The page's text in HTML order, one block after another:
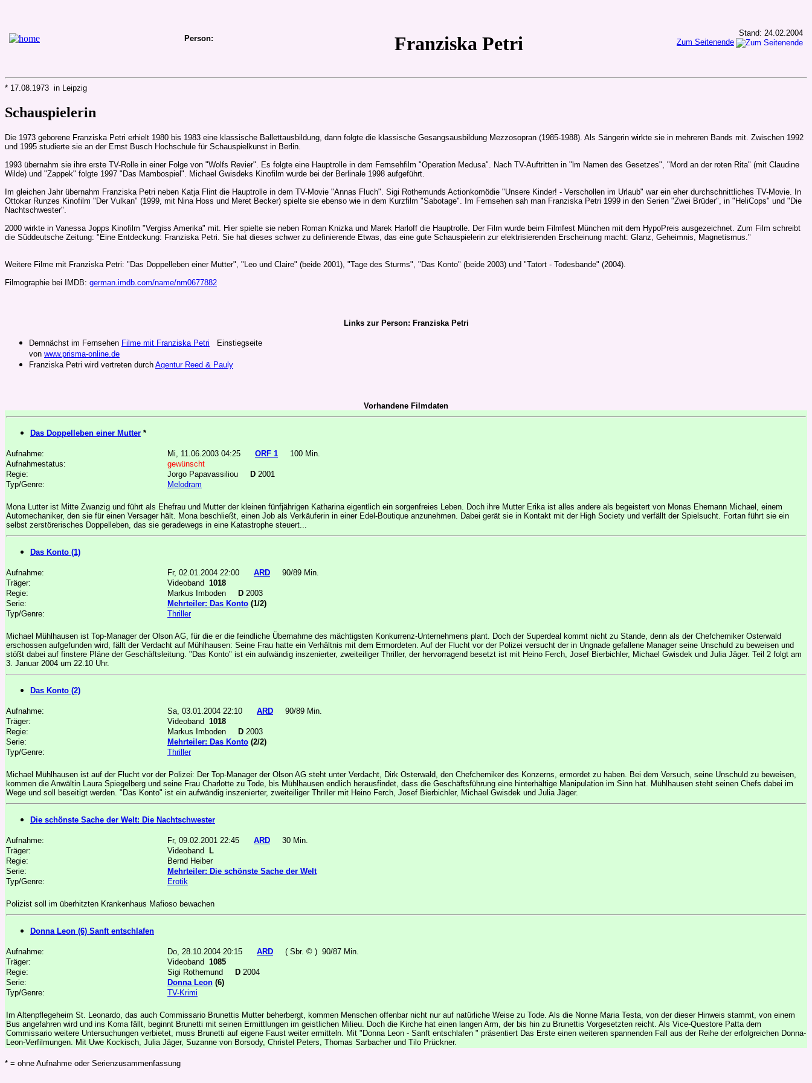
Person: Franziska Petri
Stand: 24.02.2004
Zum Seitenende
* 17.08.1973 in Leipzig
Schauspielerin
Die 1973 geborene Franziska Petri erhielt 1980 bis 1983 eine klassische Ballettausbildung, dann folgte die klassische Gesangsausbildung Mezzosopran (1985-1988). Als Sängerin wirkte sie in mehreren Bands mit. Zwischen 1992
und 1995 studierte sie an der Ernst Busch Hochschule für Schauspielkunst in Berlin.
1993 übernahm sie ihre erste TV-Rolle in einer Folge von "Wolfs Revier". Es folgte eine Hauptrolle in dem Fernsehfilm "Operation Medusa". Nach TV-Auftritten in "lm Namen des Gesetzes", "Mord an der roten Rita" (mit Claudine
Wilde) und "Zappek" folgte 1997 "Das Mambospiel". Michael Gwisdeks Kinofilm wurde bei der Berlinale 1998 aufgeführt.
Im gleichen Jahr übernahm Franziska Petri neben Katja Flint die Hauptrolle in dem TV-Movie "Annas Fluch". Sigi Rothemunds Actionkomödie "Unsere Kinder! - Verschollen im Urlaub" war ein eher durchschnittliches TV-Movie. In
Ottokar Runzes Kinofilm "Der Vulkan" (1999, mit Nina Hoss und Meret Becker) spielte sie ebenso wie in dem Kurzfilm "Sabotage". Im Fernsehen sah man Franziska Petri 1999 in den Serien "Zwei Brüder", in "HeliCops" und "Die
Nachtschwester".
2000 wirkte in Vanessa Jopps Kinofilm "Vergiss Amerika" mit. Hier spielte sie neben Roman Knizka und Marek Harloff die Hauptrolle. Der Film wurde beim Filmfest München mit dem HypoPreis ausgezeichnet. Zum Film schreibt
die Süddeutsche Zeitung: "Eine Entdeckung: Franziska Petri. Sie hat dieses schwer zu definierende Etwas, das eine gute Schauspielerin zur elektrisierenden Erscheinung macht: Glanz, Geheimnis, Magnetismus."
Weitere Filme mit Franziska Petri: "Das Doppelleben einer Mutter", "Leo und Claire" (beide 2001), "Tage des Sturms", "Das Konto" (beide 2003) und "Tatort - Todesbande" (2004).
Filmographie bei IMDB: german.imdb.com/name/nm0677882
Links zur Person: Franziska Petri
Demnächst im Fernsehen Filme mit Franziska Petri Einstiegseite
von www.prisma-online.de
Franziska Petri wird vertreten durch Agentur Reed & Pauly
Vorhandene Filmdaten
Das Doppelleben einer Mutter *
Aufnahme: Mi, 11.06.2003 04:25 ORF 1
100 Min.
Aufnahmestatus:
gewünscht
Regie:
Jorgo Papavassiliou D 2001
Typ/Genre:
Melodram
Mona Lutter ist Mitte Zwanzig und führt als Ehefrau und Mutter der kleinen fünfjährigen Katharina eigentlich ein sorgenfreies Leben. Doch ihre Mutter Erika ist alles andere als begeistert von Monas Ehemann Michael, einem
Automechaniker, den sie für einen Versager hält. Mona beschließt, einen Job als Verkäuferin in einer Edel-Boutique anzunehmen. Dabei gerät sie in Kontakt mit der High Society und verfällt der Spielsucht. Fortan führt sie ein
selbst zerstörerisches Doppelleben, das sie geradewegs in eine Katastrophe steuert...
Das Konto (1)
Aufnahme: Fr, 02.01.2004 22:00 ARD
90/89 Min.
Träger:
Videoband 1018
Regie:
Markus Imboden D 2003
Serie:
Mehrteiler: Das Konto (1/2)
Typ/Genre:
Thriller
Michael Mühlhausen ist Top-Manager der Olson AG, für die er die feindliche Übernahme des mächtigsten Konkurrenz-Unternehmens plant. Doch der Superdeal kommt nicht zu Stande, denn als der Chefchemiker Osterwald
erschossen aufgefunden wird, fällt der Verdacht auf Mühlhausen: Seine Frau hatte ein Verhältnis mit dem Ermordeten. Auf der Flucht vor der Polizei versucht der in Ungnade gefallene Manager seine Unschuld zu beweisen und
stößt dabei auf finstere Pläne der Geschäftsleitung. "Das Konto" ist ein aufwändig inszenierter, zweiteiliger Thriller, der hervorragend besetzt ist mit Heino Ferch, Josef Bierbichler, Michael Gwisdek und Julia Jäger. Teil 2 folgt am
3. Januar 2004 um 22.10 Uhr.
Das Konto (2)
Aufnahme: Sa, 03.01.2004 22:10 ARD
90/89 Min.
Träger:
Videoband 1018
Regie:
Markus Imboden D 2003
Serie:
Mehrteiler: Das Konto (2/2)
Typ/Genre:
Thriller
Michael Mühlhausen ist auf der Flucht vor der Polizei: Der Top-Manager der Olson AG steht unter Verdacht, Dirk Osterwald, den Chefchemiker des Konzerns, ermordet zu haben. Bei dem Versuch, seine Unschuld zu beweisen,
kommen die Anwältin Laura Spiegelberg und seine Frau Charlotte zu Tode, bis Mühlhausen endlich herausfindet, dass die Geschäftsführung eine hinterhältige Manipulation im Sinn hat. Mühlhausen steht seinen Chefs dabei im
Wege und soll beseitigt werden. "Das Konto" ist ein aufwändig inszenierter, zweiteiliger Thriller mit Heino Ferch, Josef Bierbichler, Michael Gwisdek und Julia Jäger.
Die schönste Sache der Welt: Die Nachtschwester
Aufnahme: Fr, 09.02.2001 22:45 ARD
30 Min.
Träger:
Videoband
L
Regie:
Bernd Heiber
Serie:
Mehrteiler: Die schönste Sache der Welt
Typ/Genre:
Erotik
Polizist soll im überhitzten Krankenhaus Mafioso bewachen
Donna Leon (6) Sanft entschlafen
Aufnahme: Do, 28.10.2004 20:15 ARD
( Sbr. © ) 90/87 Min.
Träger:
Videoband 1085
Regie:
Sigi Rothemund D 2004
Serie:
Donna Leon (6)
Typ/Genre:
TV-Krimi
Im Altenpflegeheim St. Leonardo, das auch Commissario Brunettis Mutter beherbergt, kommen Menschen offenbar nicht nur auf natürliche Weise zu Tode. Als die Nonne Maria Testa, von der dieser Hinweis stammt, von einem
Bus angefahren wird und ins Koma fällt, beginnt Brunetti mit seinen Ermittlungen im geistlichen Milieu. Doch die Kirche hat einen langen Arm, der bis hin zu Brunettis Vorgesetzten reicht. Als Vice-Questore Patta dem
Commissario weitere Untersuchungen verbietet, muss Brunetti auf eigene Faust weiter ermitteln. Mit "Donna Leon - Sanft entschlafen " präsentiert Das Erste einen weiteren spannenden Fall aus der Reihe der erfolgreichen Donna-
Leon-Verfilmungen. Mit Uwe Kockisch, Julia Jäger, Suzanne von Borsody, Christel Peters, Thomas Sarbacher und Tilo Prückner.
* = ohne Aufnahme oder Serienzusammenfassung